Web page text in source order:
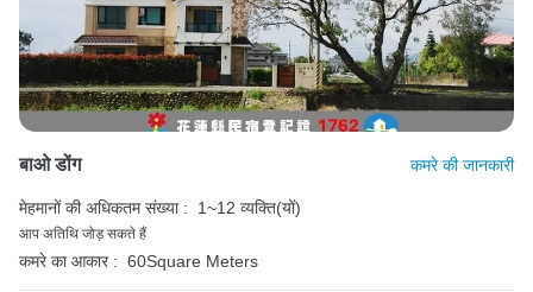
बाओ डोंग कमरे की जानकारी
मेहमानों की अधिकतम संख्या : 1~12 व्यक्ति(यों)
आप अतिथि जोड़ सकते हैं
कमरे का आकार : 60Square Meters